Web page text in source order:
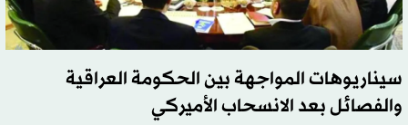
سيناريوهات المواجهة بين الحكومة العراقية
والفصائل بعد الانسحاب الأميركي